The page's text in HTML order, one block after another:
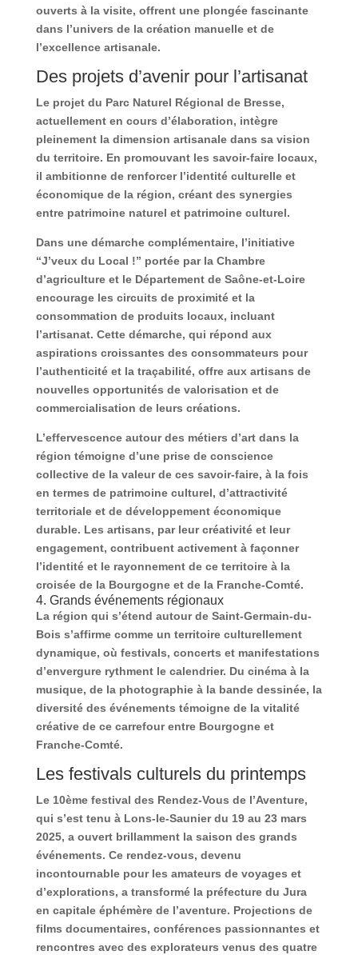
ouverts à la visite, offrent une plongée fascinante
dans l’univers de la création manuelle et de
l’excellence artisanale.
Des projets d’avenir pour l’artisanat
Le projet du Parc Naturel Régional de Bresse,
actuellement en cours d’élaboration, intègre
pleinement la dimension artisanale dans sa vision
du territoire. En promouvant les savoir-faire locaux,
il ambitionne de renforcer l’identité culturelle et
économique de la région, créant des synergies
entre patrimoine naturel et patrimoine culturel.
Dans une démarche complémentaire, l’initiative
“J’veux du Local !” portée par la Chambre
d’agriculture et le Département de Saône-et-Loire
encourage les circuits de proximité et la
consommation de produits locaux, incluant
l’artisanat. Cette démarche, qui répond aux
aspirations croissantes des consommateurs pour
l’authenticité et la traçabilité, offre aux artisans de
nouvelles opportunités de valorisation et de
commercialisation de leurs créations.
L’effervescence autour des métiers d’art dans la
région témoigne d’une prise de conscience
collective de la valeur de ces savoir-faire, à la fois
en termes de patrimoine culturel, d’attractivité
territoriale et de développement économique
durable. Les artisans, par leur créativité et leur
engagement, contribuent activement à façonner
l’identité et le rayonnement de ce territoire à la
croisée de la Bourgogne et de la Franche-Comté.
4. Grands événements régionaux
La région qui s’étend autour de Saint-Germain-du-
Bois s’affirme comme un territoire culturellement
dynamique, où festivals, concerts et manifestations
d’envergure rythment le calendrier. Du cinéma à la
musique, de la photographie à la bande dessinée, la
diversité des événements témoigne de la vitalité
créative de ce carrefour entre Bourgogne et
Franche-Comté.
Les festivals culturels du printemps
Le 10ème festival des Rendez-Vous de l’Aventure,
qui s’est tenu à Lons-le-Saunier du 19 au 23 mars
2025, a ouvert brillamment la saison des grands
événements. Ce rendez-vous, devenu
incontournable pour les amateurs de voyages et
d’explorations, a transformé la préfecture du Jura
en capitale éphémère de l’aventure. Projections de
films documentaires, conférences passionnantes et
rencontres avec des explorateurs venus des quatre